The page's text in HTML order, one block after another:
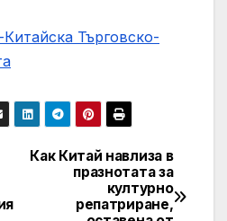
Търговско-
Как Китай навлиза в
празнотата за
културно
репатриране,